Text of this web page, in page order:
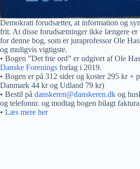
Demokrati forudsætter, at information og
frit. At disse forudsætninger ikke længere er
for denne bog, som er juraprofessor Ole
og muligvis vigtigste.
• Bogen ”Det frie ord” er udgivet af Ole
Danske Forenings forlag i 2019.
• Bogen er på 312 sider og koster 295 kr +
Danmark 44 kr og Udland 79 kr)
• Bestil på danskeren@danskeren.dk og
og telefonnr. og modtag bogen bilagt
• Læs mere her